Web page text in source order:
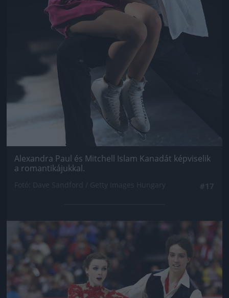
Alexandra Paul és Mitchell Islam Kanadát képviselik
a romantikájukkal.
Jön még kép!